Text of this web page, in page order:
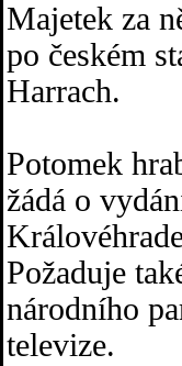
Majetek za
po českém
Harrach.
Potomek
žádá o
Požaduje
národního
televize.